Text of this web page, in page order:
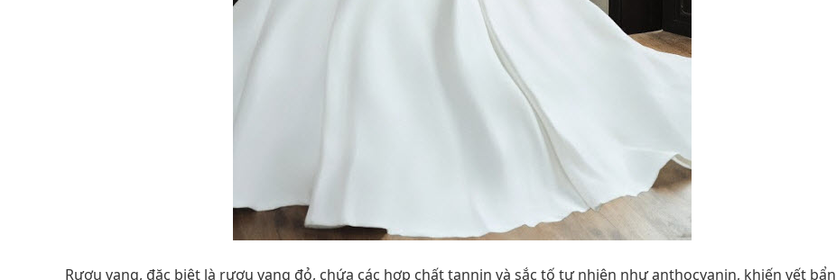
Rượu vang, đặc biệt là rượu vang đỏ, chứa các hợp chất tannin và sắc tố tự nhiên như anthocyanin, khiến vết bẩn